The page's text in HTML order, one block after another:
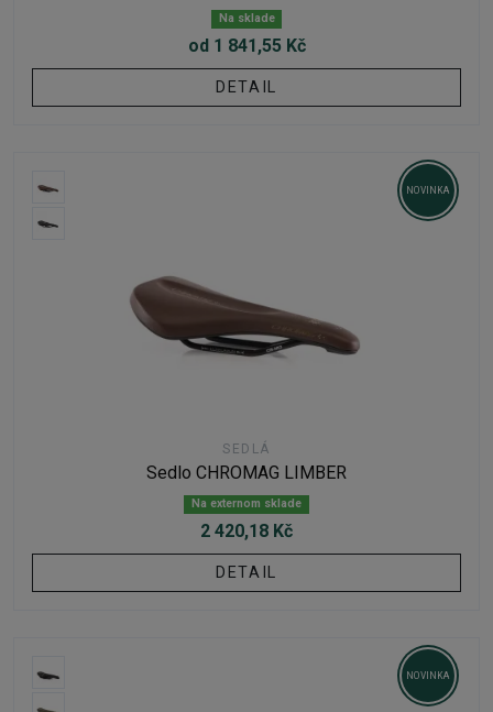
Na sklade
od 1 841,55 Kč
DETAIL
NOVINKA
SEDLÁ
Sedlo CHROMAG LIMBER
Na externom sklade
2 420,18 Kč
DETAIL
NOVINKA